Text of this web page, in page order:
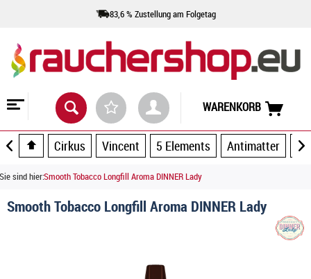
83,6 % Zustellung am Folgetag
WARENKORB
Cirkus Vincent 5 Elements Antimatter
Sie sind hier:Smooth Tobacco Longfill Aroma DINNER Lady
Smooth Tobacco Longfill Aroma DINNER Lady